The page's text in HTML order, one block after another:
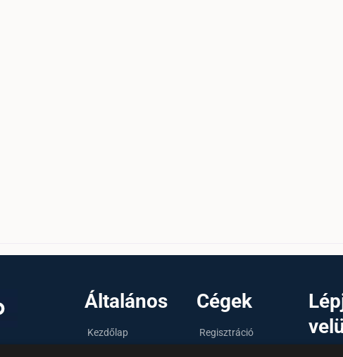
Általános
Kezdőlap
Cégek
Regisztráció